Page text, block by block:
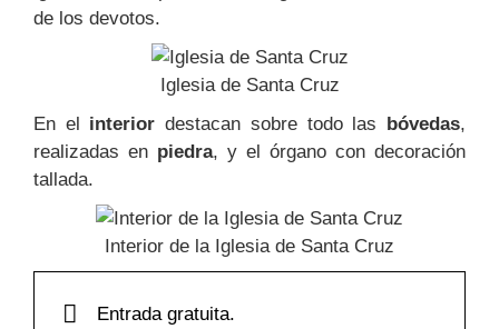
de los devotos.
Iglesia de Santa Cruz
En el interior destacan sobre todo las bóvedas,
realizadas en piedra, y el órgano con decoración
tallada.
Interior de la Iglesia de Santa Cruz
Entrada gratuita.